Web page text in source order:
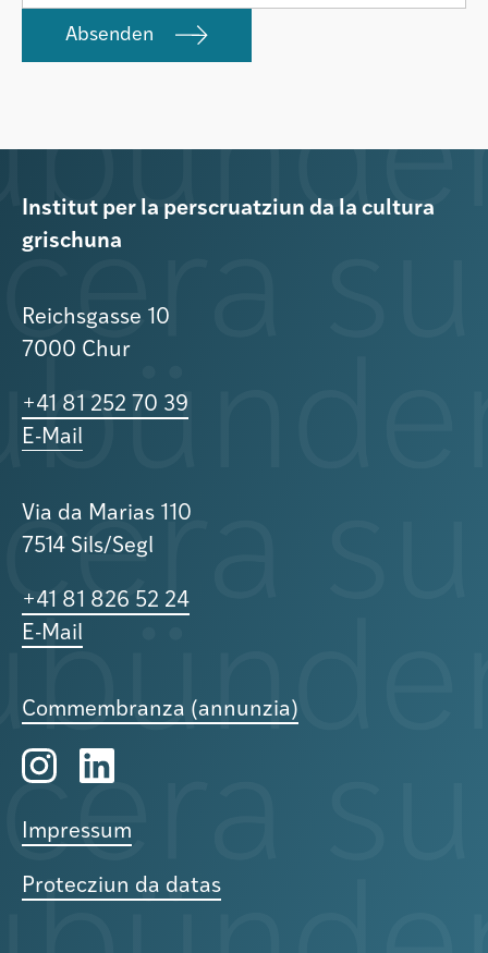
Absenden
Institut per la perscruatziun da la cultura
grischuna
Reichsgasse 10
7000 Chur
+41 81 252 70 39
E-Mail
Via da Marias 110
7514 Sils/Segl
+41 81 826 52 24
E-Mail
Commembranza (annunzia)
Impressum
Protecziun da datas